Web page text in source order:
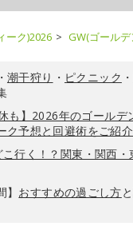
ーク)2026 GW(ゴール
・ 潮干狩り ・ ピクニック ・
も】2026年のゴール
ク予想と回避術をご紹介
行く！？関東・関西
おすすめの過ごし方と